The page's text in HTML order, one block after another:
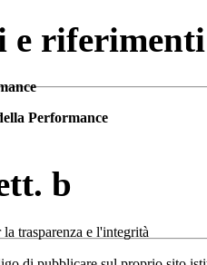
e
Performance
b
trasparenza e l'integrità